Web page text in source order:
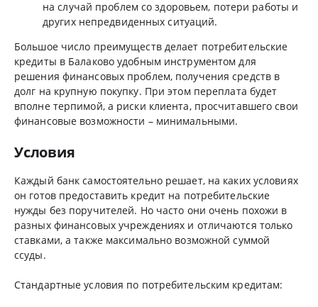
на случай проблем со здоровьем, потери работы и
других непредвиденных ситуаций.
Большое число преимуществ делает потребительские
кредиты в Балаково удобным инструментом для
решения финансовых проблем, получения средств в
долг на крупную покупку. При этом переплата будет
вполне терпимой, а риски клиента, просчитавшего свои
финансовые возможности – минимальными.
Условия
Каждый банк самостоятельно решает, на каких условиях
он готов предоставить кредит на потребительские
нужды без поручителей. Но часто они очень похожи в
разных финансовых учреждениях и отличаются только
ставками, а также максимально возможной суммой
ссуды.
Стандартные условия по потребительским кредитам: